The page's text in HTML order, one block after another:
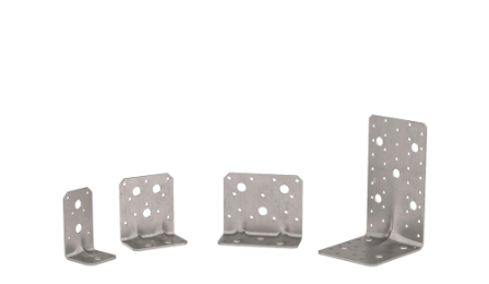
Angolari WVS9050 + WBR170
ROTHOBLAAS